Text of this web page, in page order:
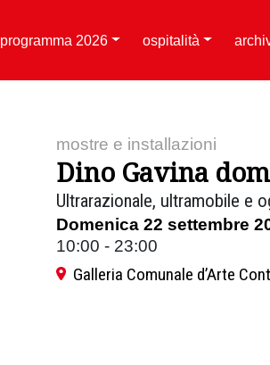
programma 2026 ospitalità
mostre e installazioni
Dino Gavina
Ultrarazionale, ultramobile e
Domenica 22 settembre
10:00 - 23:00
Galleria Comunale d’Arte